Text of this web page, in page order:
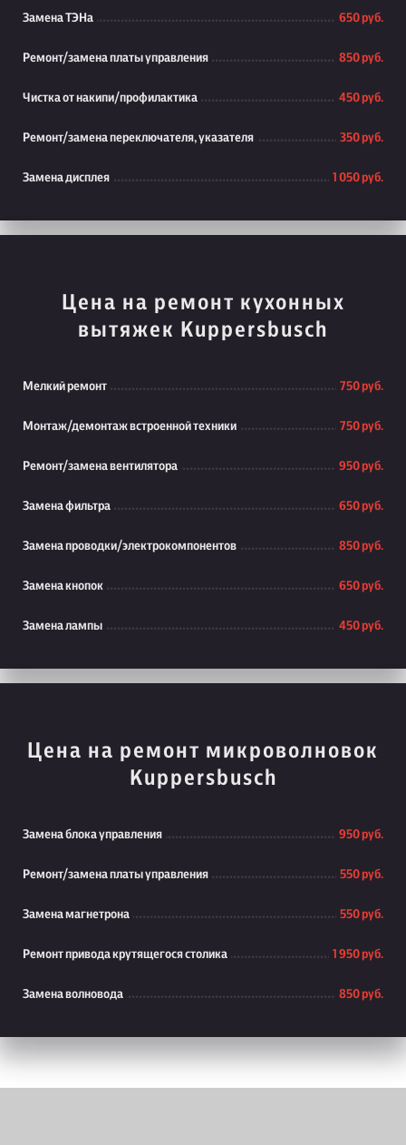
Замена ТЭНа 650 руб.
Ремонт/замена платы управления 850 руб.
Чистка от накипи/профилактика 450 руб.
Ремонт/замена переключателя, указателя 350 руб.
Замена дисплея 1 050 руб.
Цена на ремонт кухонных
вытяжек Kuppersbusch
Мелкий ремонт 750 руб.
Монтаж/демонтаж встроенной техники 750 руб.
Ремонт/замена вентилятора 950 руб.
Замена фильтра 650 руб.
Замена проводки/электрокомпонентов 850 руб.
Замена кнопок 650 руб.
Замена лампы 450 руб.
Цена на ремонт микроволновок
Kuppersbusch
Замена блока управления 950 руб.
Ремонт/замена платы управления 550 руб.
Замена магнетрона 550 руб.
Ремонт привода крутящегося столика 1 950 руб.
Замена волновода 850 руб.